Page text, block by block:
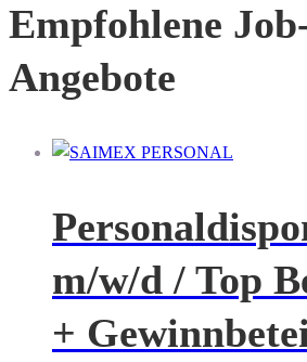
Empfohlene
Angebote
m/w/d / Top
+